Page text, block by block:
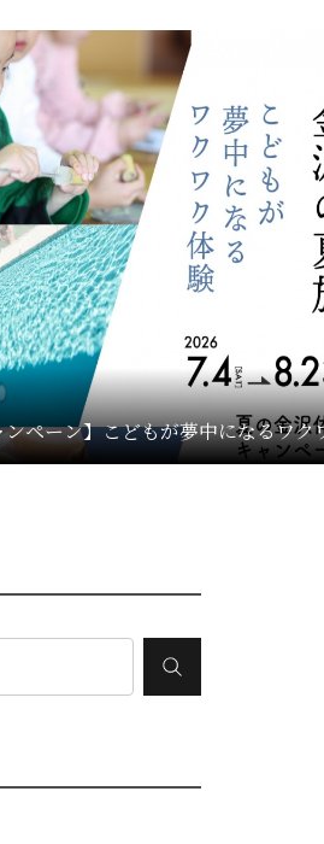
ペーン】こどもが夢中になるワク